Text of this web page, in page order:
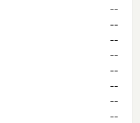
--
--
--
--
--
--
--
--